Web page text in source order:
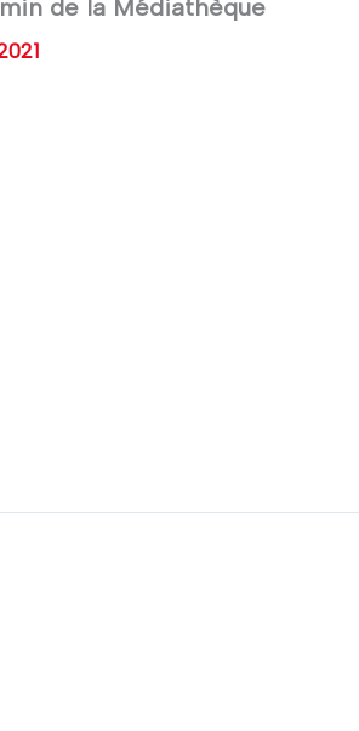
de la Médiathèque